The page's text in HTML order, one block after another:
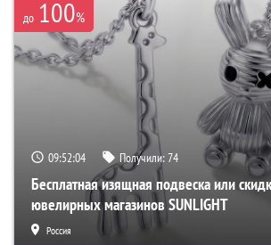
до 100%
09:52:03 Получили:74
Бесплатная изящная подвеска или
ювелирных магазинов SUNLIGHT
Россия